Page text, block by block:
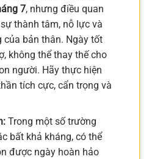
7, nhưng điều quan
thành tâm, nỗ lực và
của bản thân. Ngày tốt
không thể thay thế cho
người. Hãy thực hiện
tích cực, cẩn trọng và
Trong một số trường
bất khả kháng, có thể
được ngày hoàn hảo